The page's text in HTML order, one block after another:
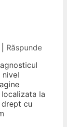
Răspunde
la
cu